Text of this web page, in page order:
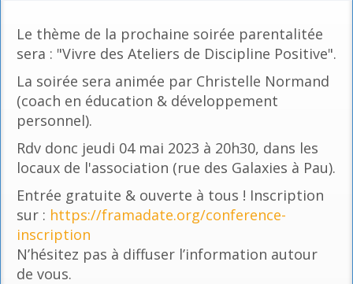
Le thème de la prochaine soirée parentalitée
sera : "Vivre des Ateliers de Discipline Positive".
La soirée sera animée par Christelle Normand
(coach en éducation & développement
personnel).
Rdv donc jeudi 04 mai 2023 à 20h30, dans les
locaux de l'association (rue des Galaxies à Pau).
Entrée gratuite & ouverte à tous ! Inscription
sur : https://framadate.org/conference-
inscription
N’hésitez pas à diffuser l’information autour
de vous.